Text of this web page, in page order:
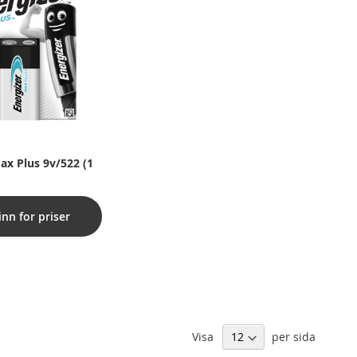
Plus 9v/522 (1
for priser
Visa per sida